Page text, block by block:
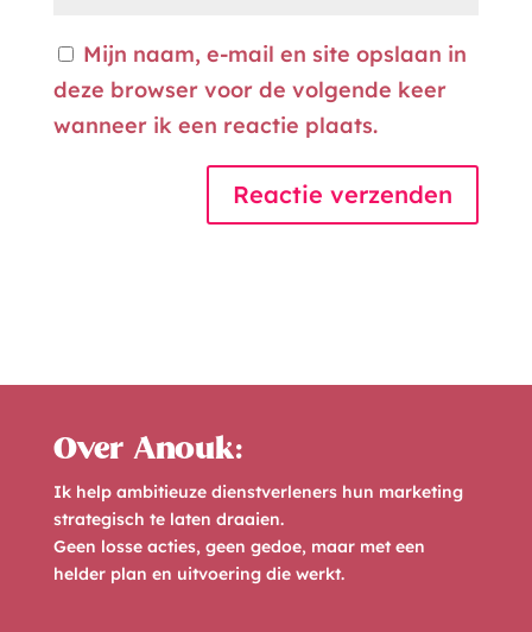
Mijn naam, e-mail en site opslaan in
deze browser voor de volgende keer
wanneer ik een reactie plaats.
n
t
i
v
Over Anouk:
Ik help ambitieuze dienstverleners hun marketing
strategisch te laten draaien.
Geen losse acties, geen gedoe, maar met een
helder plan en uitvoering die werkt.